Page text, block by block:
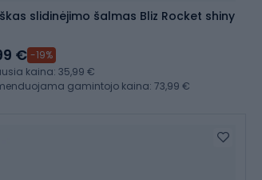
slidinėjimo šalmas Bliz Rocket shiny
€ -19%
kaina: 35,99 €
gamintojo kaina: 73,99 €